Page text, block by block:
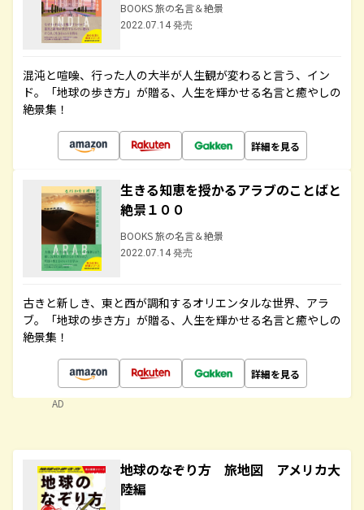
BOOKS 旅の名言＆絶景
2022.07.14 発売
混沌と喧噪、行った人の大半が人生観が変わると言う、イン
ド。「地球の歩き方」が贈る、人生を輝かせる名言と癒やしの
絶景集！
詳細を見る
生きる知恵を授かるアラブのことばと
絶景１００
BOOKS 旅の名言＆絶景
2022.07.14 発売
古きと新しき、東と西が調和するオリエンタルな世界、アラ
ブ。「地球の歩き方」が贈る、人生を輝かせる名言と癒やしの
絶景集！
詳細を見る
AD
地球のなぞり方 旅地図 アメリカ大
陸編